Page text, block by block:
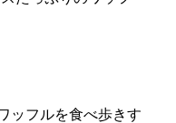
ッフルを食べ歩きす